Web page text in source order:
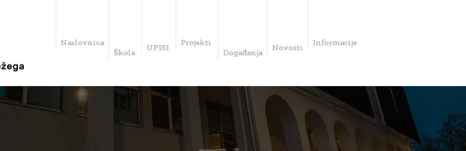
Naslovnica
Škola
UPISI
Projekti
Događanja
Novosti
Informacije